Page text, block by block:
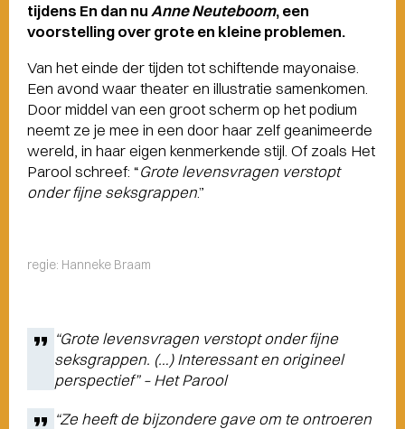
tijdens En dan nu Anne Neuteboom, een
voorstelling over grote en kleine problemen.
Van het einde der tijden tot schiftende mayonaise.
Een avond waar theater en illustratie samenkomen.
Door middel van een groot scherm op het podium
neemt ze je mee in een door haar zelf geanimeerde
wereld, in haar eigen kenmerkende stijl. Of zoals Het
Parool schreef: “Grote levensvragen verstopt
onder fijne seksgrappen.”
regie: Hanneke Braam
“Grote levensvragen verstopt onder fijne
seksgrappen. (…) Interessant en origineel
perspectief” – Het Parool
“Ze heeft de bijzondere gave om te ontroeren